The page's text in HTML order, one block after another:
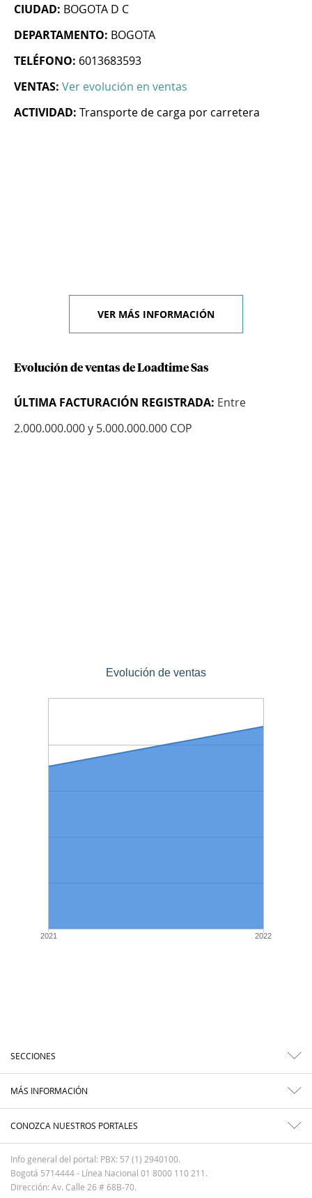
CIUDAD: BOGOTA D C
DEPARTAMENTO: BOGOTA
TELÉFONO: 6013683593
VENTAS: Ver evolución en ventas
ACTIVIDAD: Transporte de carga por carretera
VER MÁS INFORMACIÓN
Evolución de ventas de Loadtime Sas
ÚLTIMA FACTURACIÓN REGISTRADA: Entre
2.000.000.000 y 5.000.000.000 COP
Evolución de ventas
2021 2022
SECCIONES
MÁS INFORMACIÓN
CONOZCA NUESTROS PORTALES
Info general del portal: PBX: 57 (1) 2940100.
Bogotá 5714444 - Línea Nacional 01 8000 110 211.
Dirección: Av. Calle 26 # 68B-70.